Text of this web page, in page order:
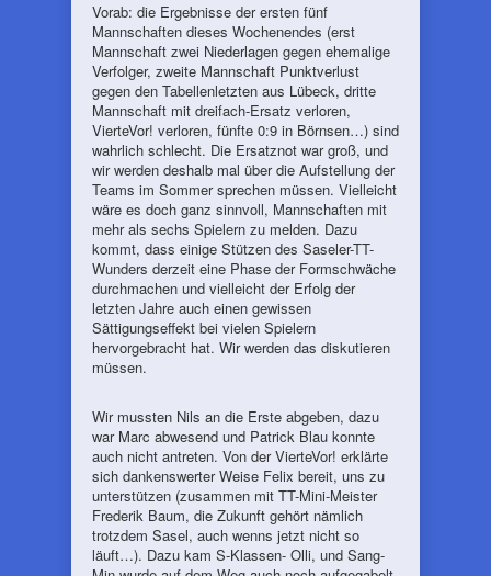
Vorab: die Ergebnisse der ersten fünf
Mannschaften dieses Wochenendes (erst
Mannschaft zwei Niederlagen gegen ehemalige
Verfolger, zweite Mannschaft Punktverlust
gegen den Tabellenletzten aus Lübeck, dritte
Mannschaft mit dreifach-Ersatz verloren,
VierteVor! verloren, fünfte 0:9 in Börnsen…) sind
wahrlich schlecht. Die Ersatznot war groß, und
wir werden deshalb mal über die Aufstellung der
Teams im Sommer sprechen müssen. Vielleicht
wäre es doch ganz sinnvoll, Mannschaften mit
mehr als sechs Spielern zu melden. Dazu
kommt, dass einige Stützen des Saseler-TT-
Wunders derzeit eine Phase der Formschwäche
durchmachen und vielleicht der Erfolg der
letzten Jahre auch einen gewissen
Sättigungseffekt bei vielen Spielern
hervorgebracht hat. Wir werden das diskutieren
müssen.
Wir mussten Nils an die Erste abgeben, dazu
war Marc abwesend und Patrick Blau konnte
auch nicht antreten. Von der VierteVor! erklärte
sich dankenswerter Weise Felix bereit, uns zu
unterstützen (zusammen mit TT-Mini-Meister
Frederik Baum, die Zukunft gehört nämlich
trotzdem Sasel, auch wenns jetzt nicht so
läuft…). Dazu kam S-Klassen- Olli, und Sang-